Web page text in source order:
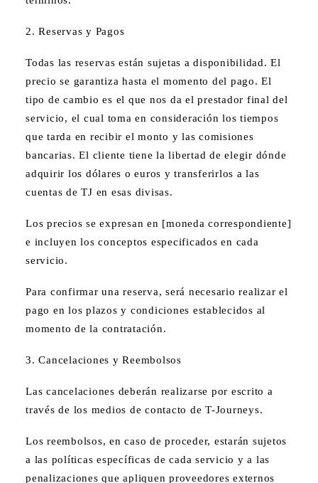
2. Reservas y Pagos
Todas las reservas están sujetas a disponibilidad. El
precio se garantiza hasta el momento del pago. El
tipo de cambio es el que nos da el prestador final del
servicio, el cual toma en consideración los tiempos
que tarda en recibir el monto y las comisiones
bancarias. El cliente tiene la libertad de elegir dónde
adquirir los dólares o euros y transferirlos a las
cuentas de TJ en esas divisas.
Los precios se expresan en [moneda correspondiente]
e incluyen los conceptos especificados en cada
servicio.
Para confirmar una reserva, será necesario realizar el
pago en los plazos y condiciones establecidos al
momento de la contratación.
3. Cancelaciones y Reembolsos
Las cancelaciones deberán realizarse por escrito a
través de los medios de contacto de T-Journeys.
Los reembolsos, en caso de proceder, estarán sujetos
a las políticas específicas de cada servicio y a las
penalizaciones que apliquen proveedores externos